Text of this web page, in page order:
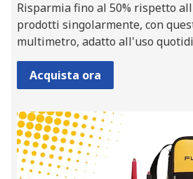
Risparmia fino al 50% rispetto
prodotti singolarmente, con
multimetro, adatto all'uso
Acquista ora